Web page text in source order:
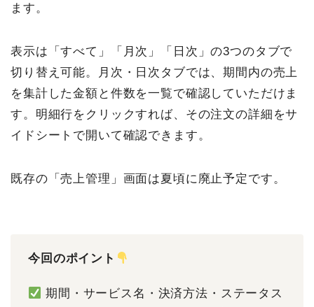
ます。
表示は「すべて」「月次」「日次」の3つのタブで
切り替え可能。月次・日次タブでは、期間内の売上
を集計した金額と件数を一覧で確認していただけま
す。明細行をクリックすれば、その注文の詳細をサ
イドシートで開いて確認できます。
既存の「売上管理」画面は夏頃に廃止予定です。
今回のポイント
期間・サービス名・決済方法・ステータス